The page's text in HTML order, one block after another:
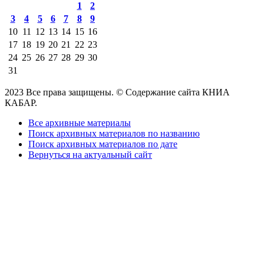
1
2
3
4 5 6 7 8
9
10 11 12 13 14 15 16
17 18 19 20 21 22 23
24 25 26 27 28 29 30
31
2023 Все права защищены. © Содержание сайта КНИА
КАБАР.
Все архивные материалы
Поиск архивных материалов по названию
Поиск архивных материалов по дате
Вернуться на актуальный сайт